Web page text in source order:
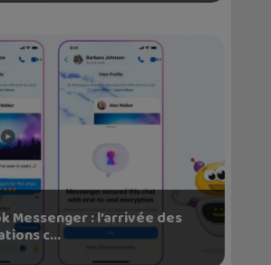
Messenger : l’arrivée des
c...